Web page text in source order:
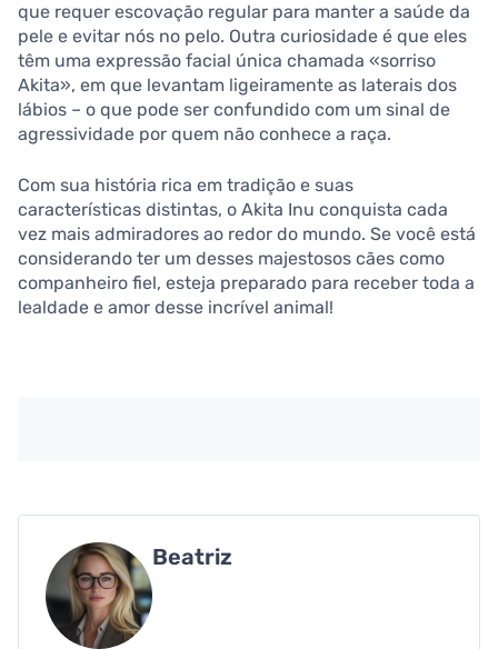
que requer escovação regular para manter a saúde da
pele e evitar nós no pelo. Outra curiosidade é que eles
têm uma expressão facial única chamada «sorriso
Akita», em que levantam ligeiramente as laterais dos
lábios – o que pode ser confundido com um sinal de
agressividade por quem não conhece a raça.
Com sua história rica em tradição e suas
características distintas, o Akita Inu conquista cada
vez mais admiradores ao redor do mundo. Se você está
considerando ter um desses majestosos cães como
companheiro fiel, esteja preparado para receber toda a
lealdade e amor desse incrível animal!
Beatriz